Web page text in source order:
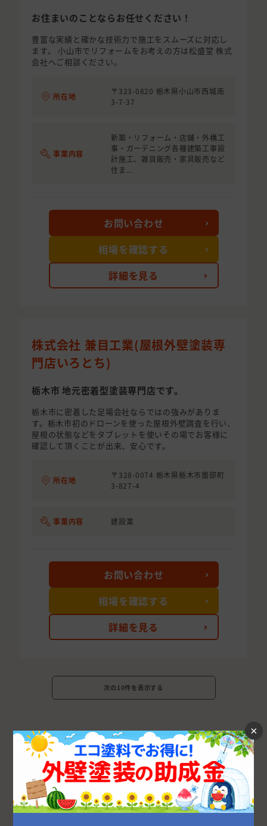
お住まいのことならお任せください！
豊富な実績と確かな技術力で施工をスムーズに対応し
ます。 小山市でリフォームをお考えの方は松盛堂 株式
会社へご相談ください。
所在地
〒323-0820 栃木県小山市西城南
3-7-37
事業内容
新築・リフォーム・店舗・外構工
事・ガーデニング各種建築工事設
計施工、雑貨販売・家具販売など
住ま...
詳細を見る
お問い合わせ
相場を確認する
株式会社 兼目工業(屋根外壁塗装専
門店いろとち)
栃木市 地元密着型塗装専門店です。
栃木市に密着した足場会社ならではの強みがありま
す。栃木市初のドローンを使った屋根外壁調査を行い、
屋根の状態などをタブレットを使いその場でお客様に
確認して頂くことが出来、安心です。
所在地
〒328-0074 栃木県栃木市薗部町
3-827-4
事業内容 建設業
詳細を見る
お問い合わせ
相場を確認する
次の10件を表示する
栃木県の市区町村から外壁塗装業者を探す
宇都宮市 佐野市 小山市
足利市
栃木市
河内郡 那須塩原市
下都賀郡
×